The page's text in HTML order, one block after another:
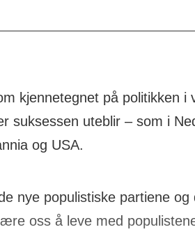
kjennetegnet på politikken i
suksessen uteblir – som i
og USA.
nye populistiske partiene og
oss å leve med